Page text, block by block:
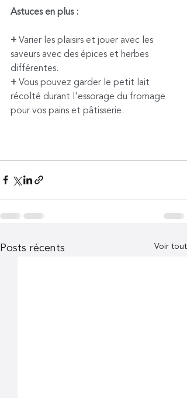
Astuces en plus :
+ Varier les plaisirs et jouer avec les
saveurs avec des épices et herbes
différentes.
+ Vous pouvez garder le petit lait
récolté durant l'essorage du fromage
pour vos pains et pâtisserie.
Posts récents Voir tout